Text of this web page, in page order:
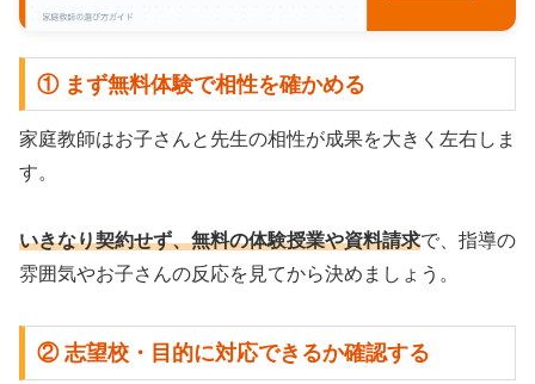
① まず無料体験で相性を確かめる
家庭教師はお子さんと先生の相性が成果を大きく左右しま
す。
いきなり契約せず、無料の体験授業や資料請求で、指導の
雰囲気やお子さんの反応を見てから決めましょう。
② 志望校・目的に対応できるか確認する